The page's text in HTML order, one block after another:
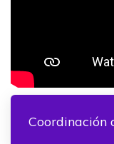
Coordinación